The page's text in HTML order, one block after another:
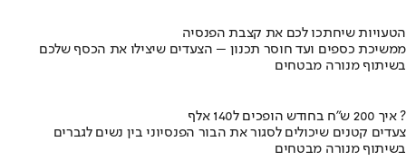
הטעויות שיחתכו לכם את קצבת הפנסיה
ממשיכת כספים ועד חוסר תכנון – הצעדים שיצילו את הכסף שלכם
בשיתוף מנורה מבטחים
איך 200 ש"ח בחודש הופכים ל140 אלף ?
צעדים קטנים שיכולים לסגור את הבור הפנסיוני בין נשים לגברים
בשיתוף מנורה מבטחים